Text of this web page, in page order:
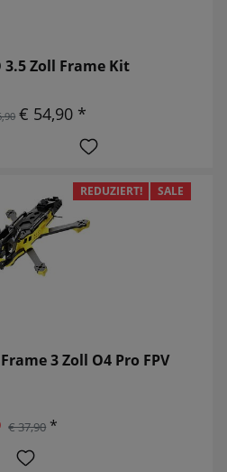
3.5 Zoll Frame Kit
€ 54,90 *
REDUZIERT! SALE
3 Zoll O4 Pro FPV
€ 37,90 *